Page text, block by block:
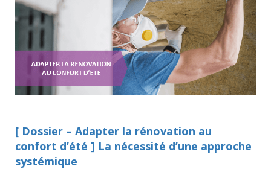
[ Dossier – Adapter la rénovation au
confort d’été ] La nécessité d’une approche
systémique